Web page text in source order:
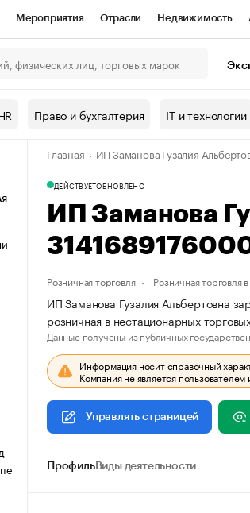
Мероприятия Отрасли Недвижимость
СПб Спецпроекты Проверка контрагентов
Рынок наличной валюты
Право и бухгалтерия IT и технологии
Главная ИП Заманова Гузалия
ДЕЙСТВУЕТОБНОВЛЕНО
ИП Заманова
Розничная торговля Розничная торговля
ИП Заманова Гузалия Альбертовна
розничная в нестационарных
Данные получены из публичных
Информация носит справочный
Компания не является
Управлять страницей
ПрофильВиды деятельности